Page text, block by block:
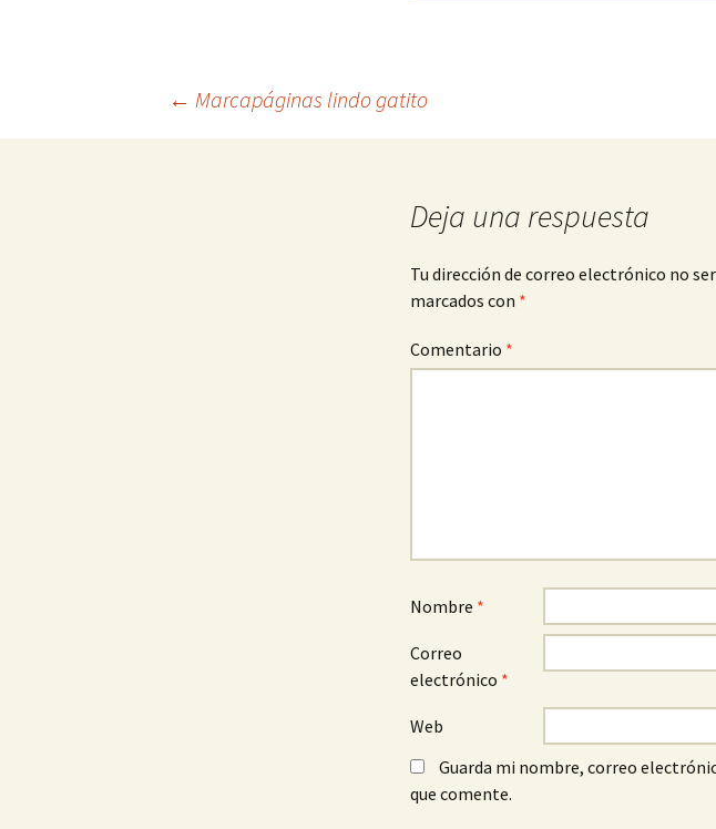
Navegación
← Marcapáginas lindo gatito
Deja una respuesta
Tu dirección de correo electrónico no
marcados con *
Comentario *
Nombre *
Correo
electrónico *
Web
Guarda mi nombre, correo
que comente.